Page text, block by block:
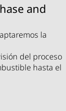
and
la
del proceso
hasta el